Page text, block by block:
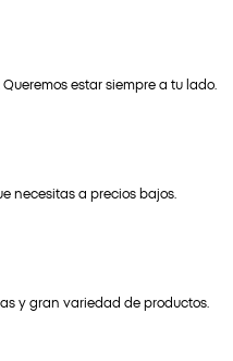
estar siempre a tu lado.
necesitas a precios bajos.
y gran variedad de productos.